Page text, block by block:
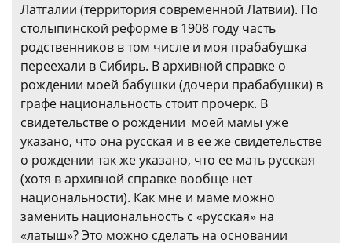
Латгалии (территория современной Латвии). По
столыпинской реформе в 1908 году часть
родственников в том числе и моя прабабушка
переехали в Сибирь. В архивной справке о
рождении моей бабушки (дочери прабабушки) в
графе национальность стоит прочерк. В
свидетельстве о рождении моей мамы уже
указано, что она русская и в ее же свидетельстве
о рождении так же указано, что ее мать русская
(хотя в архивной справке вообще нет
национальности). Как мне и маме можно
заменить национальность с «русская» на
«латыш»? Это можно сделать на основании